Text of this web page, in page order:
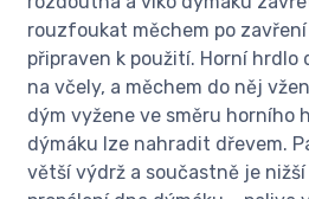
rouzfoukat měchem po
připraven k použití. Horní hrdlo
na včely, a měchem do něj
dým vyžene ve směru horního
dýmáku lze nahradit dřevem.
větší výdrž a součastně je